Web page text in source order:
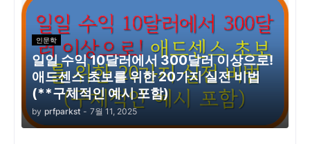
인문학
일일 수익 10달러에서 300달러 이상으로!
애드센스 초보를 위한 20가지 실전 비법
(**구체적인 예시 포함)
by prfparkst - 7월 11, 2025